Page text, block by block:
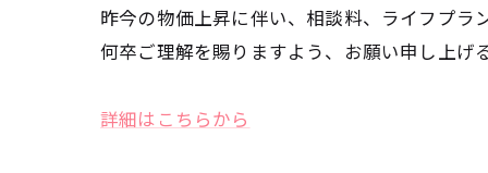
昨今の物価上昇に伴い、相談料、ライフプラ
何卒ご理解を賜りますよう、お願い申し上げ
詳細はこちらから